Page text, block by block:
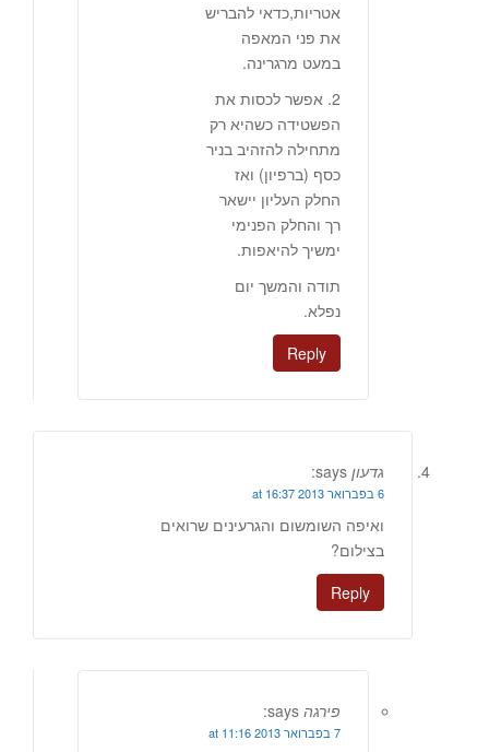
אטריות,כדאי להבריש
את פני המאפה
במעט מרגרינה.
2. אפשר לכסות את
הפשטידה כשהיא רק
מתחילה להזהיב בניר
כסף (ברפיון) ואז
החלק העליון יישאר
רך והחלק הפנימי
ימשיך להיאפות.
תודה והמשך יום
נפלא.
Reply
גדעון says:
6 בפברואר 2013 at 16:37
ואיפה השומשום והגרעינים שרואים
בצילום?
Reply
פירגה says:
7 בפברואר 2013 at 11:16